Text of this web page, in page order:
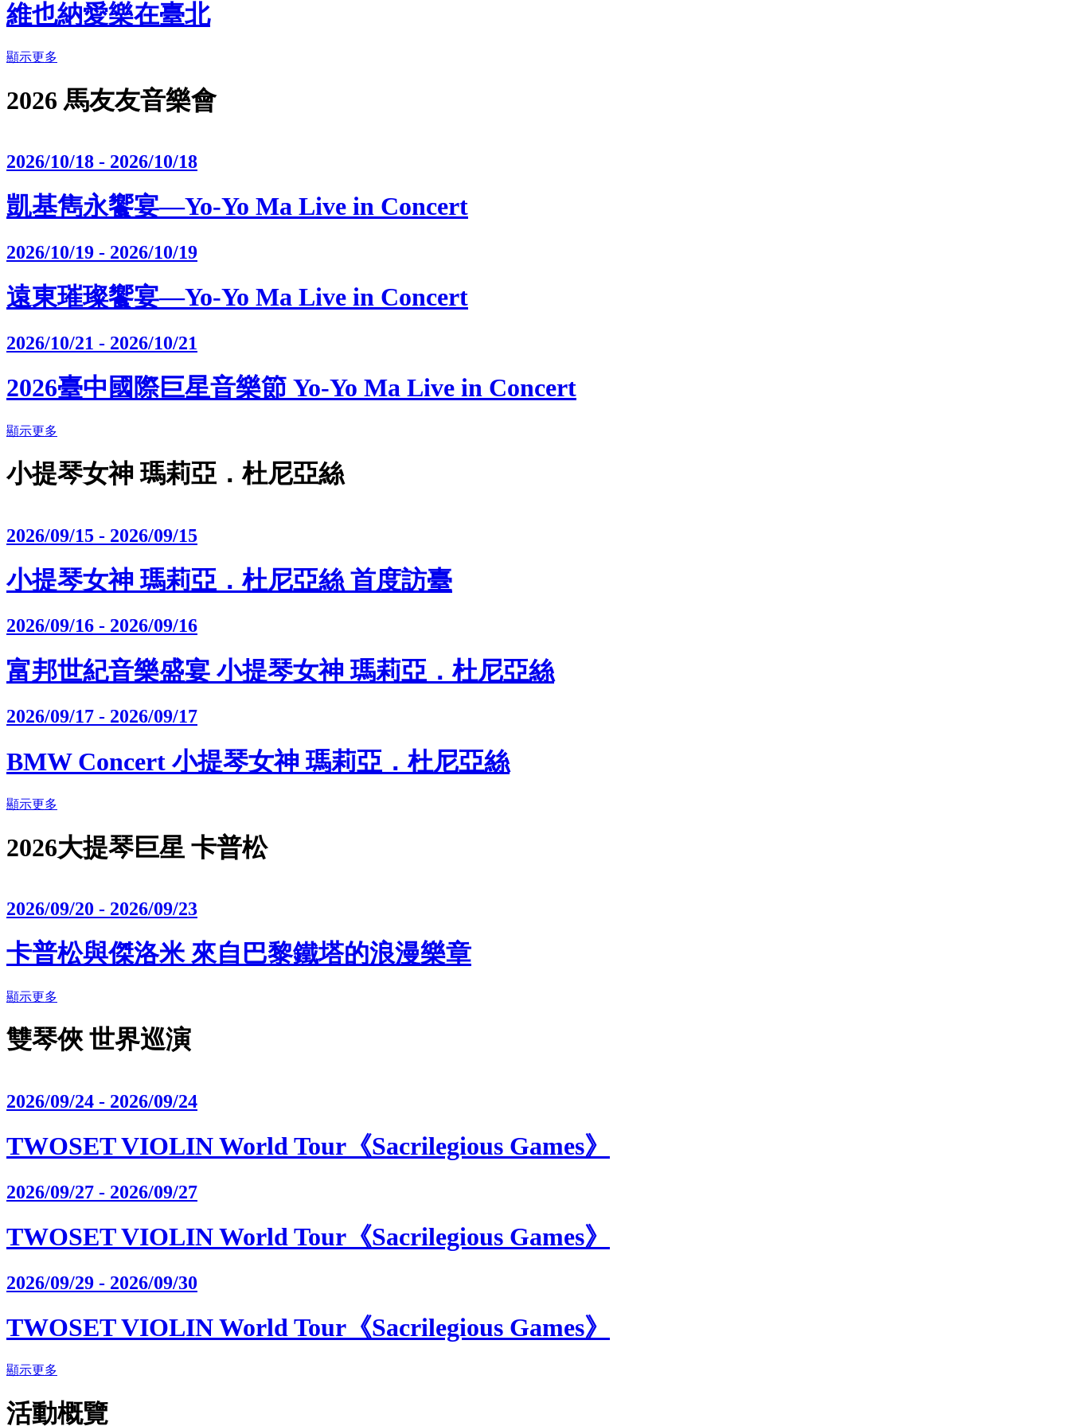
維也納愛樂在臺北
顯示更多
2026 馬友友音樂會
2026/10/18 - 2026/10/18
凱基雋永饗宴—Yo-Yo Ma Live in Concert
2026/10/19 - 2026/10/19
遠東璀璨饗宴—Yo-Yo Ma Live in Concert
2026/10/21 - 2026/10/21
2026臺中國際巨星音樂節 Yo-Yo Ma Live in Concert
顯示更多
小提琴女神 瑪莉亞．杜尼亞絲
2026/09/15 - 2026/09/15
小提琴女神 瑪莉亞．杜尼亞絲 首度訪臺
2026/09/16 - 2026/09/16
富邦世紀音樂盛宴 小提琴女神 瑪莉亞．杜尼亞絲
2026/09/17 - 2026/09/17
BMW Concert 小提琴女神 瑪莉亞．杜尼亞絲
顯示更多
2026大提琴巨星 卡普松
2026/09/20 - 2026/09/23
卡普松與傑洛米 來自巴黎鐵塔的浪漫樂章
顯示更多
雙琴俠 世界巡演
2026/09/24 - 2026/09/24
TWOSET VIOLIN World Tour《Sacrilegious Games》
2026/09/27 - 2026/09/27
TWOSET VIOLIN World Tour《Sacrilegious Games》
2026/09/29 - 2026/09/30
TWOSET VIOLIN World Tour《Sacrilegious Games》
顯示更多
活動概覽